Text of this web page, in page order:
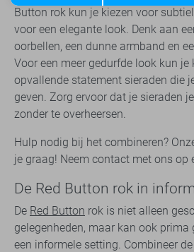
Button rok kun je kiezen voor
voor een elegante look. Denk aan
oorbellen, een dunne armband en
Voor een meer gedurfde look kun je
opvallende statement sieraden die
geven. Zorg ervoor dat je sieraden
zonder te overheersen.
Hulp nodig bij het combineren?
je graag! Neem contact met ons op
De Red Button rok in
De Red Button rok is niet alleen
gelegenheden, maar kan ook prima
een informele setting. Combineer